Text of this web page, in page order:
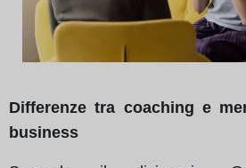
Differenze tra coaching e
business